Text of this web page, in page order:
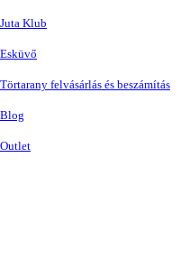
Juta Klub
Esküvő
Törtarany felvásárlás és beszámítás
Blog
Outlet